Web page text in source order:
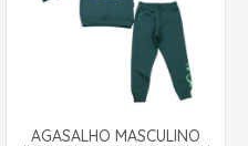
AGASALHO MASCULINO